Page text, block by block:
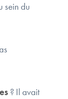
sein du
? Il avait